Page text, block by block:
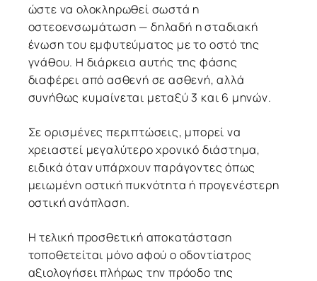
ώστε να ολοκληρωθεί σωστά η
οστεοενσωμάτωση — δηλαδή η σταδιακή
ένωση του εμφυτεύματος με το οστό της
γνάθου. Η διάρκεια αυτής της φάσης
διαφέρει από ασθενή σε ασθενή, αλλά
συνήθως κυμαίνεται μεταξύ 3 και 6 μηνών.
Σε ορισμένες περιπτώσεις, μπορεί να
χρειαστεί μεγαλύτερο χρονικό διάστημα,
ειδικά όταν υπάρχουν παράγοντες όπως
μειωμένη οστική πυκνότητα ή προγενέστερη
οστική ανάπλαση.
Η τελική προσθετική αποκατάσταση
τοποθετείται μόνο αφού ο οδοντίατρος
αξιολογήσει πλήρως την πρόοδο της